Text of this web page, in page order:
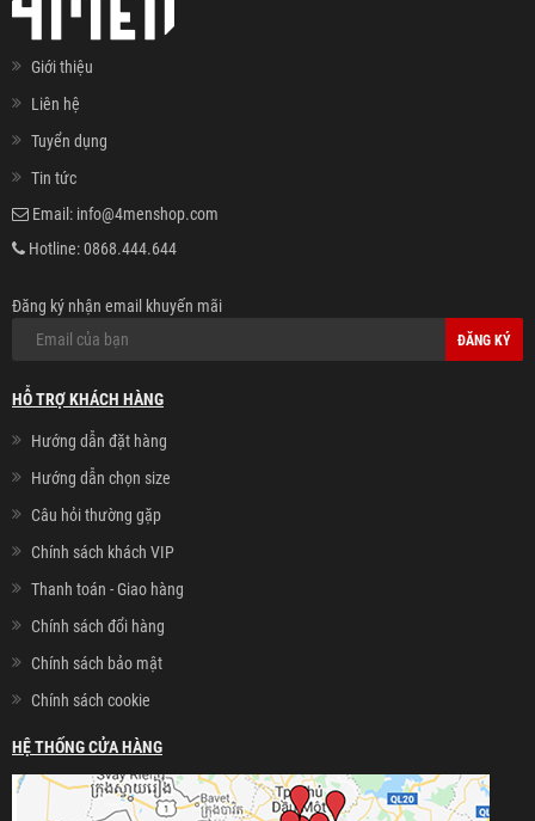
Giới thiệu
Liên hệ
Tuyển dụng
Tin tức
Email: info@4menshop.com
Hotline:0868.444.644
Đăng ký nhận email khuyến mãi
ĐĂNG KÝ
HỖ TRỢ KHÁCH HÀNG
Hướng dẫn đặt hàng
Hướng dẫn chọn size
Câu hỏi thường gặp
Chính sách khách VIP
Thanh toán - Giao hàng
Chính sách đổi hàng
Chính sách bảo mật
Chính sách cookie
HỆ THỐNG CỬA HÀNG